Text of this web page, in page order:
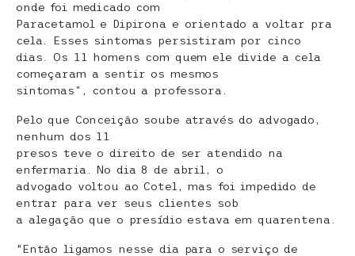
onde foi medicado com
Paracetamol e Dipirona e orientado a voltar pra
cela. Esses sintomas persistiram por cinco
dias. Os 11 homens com quem ele divide a cela
começaram a sentir os mesmos
sintomas”, contou a professora.
Pelo que Conceição soube através do advogado,
nenhum dos 11
presos teve o direito de ser atendido na
enfermaria. No dia 8 de abril, o
advogado voltou ao Cotel, mas foi impedido de
entrar para ver seus clientes sob
a alegação que o presídio estava em quarentena.
“Então ligamos nesse dia para o serviço de